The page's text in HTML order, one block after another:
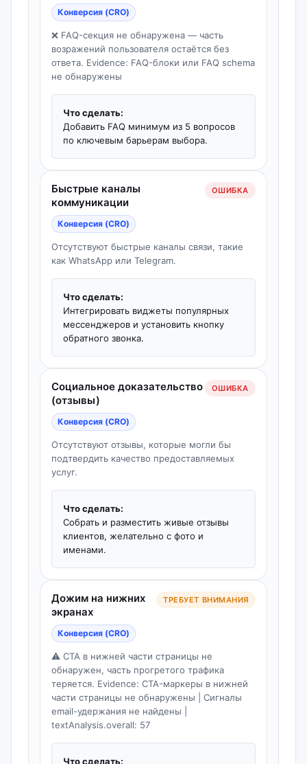
Конверсия (CRO)
❌ FAQ-секция не обнаружена — часть
возражений пользователя остаётся без
ответа. Evidence: FAQ-блоки или FAQ schema
не обнаружены
Что сделать:
Добавить FAQ минимум из 5 вопросов
по ключевым барьерам выбора.
Быстрые каналы
коммуникации
ОШИБКА
Конверсия (CRO)
Отсутствуют быстрые каналы связи, такие
как WhatsApp или Telegram.
Что сделать:
Интегрировать виджеты популярных
мессенджеров и установить кнопку
обратного звонка.
Социальное доказательство
(отзывы)
ОШИБКА
Конверсия (CRO)
Отсутствуют отзывы, которые могли бы
подтвердить качество предоставляемых
услуг.
Что сделать:
Собрать и разместить живые отзывы
клиентов, желательно с фото и
именами.
Дожим на нижних
экранах
ТРЕБУЕТ ВНИМАНИЯ
Конверсия (CRO)
⚠️ CTA в нижней части страницы не
обнаружен, часть прогретого трафика
теряется. Evidence: CTA-маркеры в нижней
части страницы не обнаружены | Сигналы
email-удержания не найдены |
textAnalysis.overall: 57
Что сделать: